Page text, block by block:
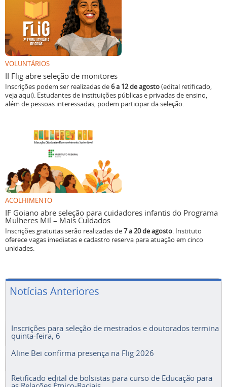
VOLUNTÁRIOS
II Flig abre seleção de monitores
Inscrições podem ser realizadas de6 a 12 de agosto(edital retificado,
veja aqui). Estudantes de instituições públicas e privadas de ensino,
além de pessoas interessadas, podem participar da seleção.
ACOLHIMENTO
IF Goiano abre seleção para cuidadores infantis do Programa
Mulheres Mil – Mais Cuidados
Inscrições gratuitas serão realizadas de7 a 20 de agosto. Instituto
oferece vagas imediatas e cadastro reserva para atuação em cinco
unidades.
Notícias Anteriores
Inscrições para seleção de mestrados e doutorados termina
quinta-feira, 6
Aline Bei confirma presença na Flig 2026
Retificado edital de bolsistas para curso de Educação para